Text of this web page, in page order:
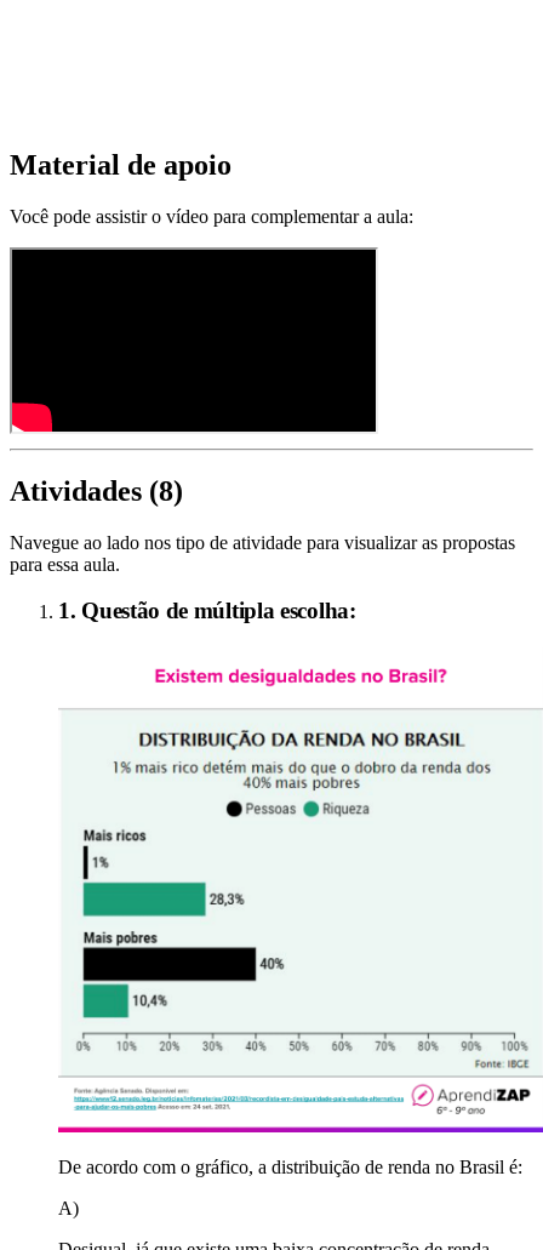
Material de apoio
Você pode assistir o vídeo para complementar a aula:
Atividades (8)
Navegue ao lado nos tipo de atividade para visualizar as propostas
para essa aula.
1. Questão de múltipla escolha:
De acordo com o gráfico, a distribuição de renda no Brasil é:
A)